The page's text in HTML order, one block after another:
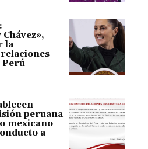
la
Perú
peruana
mexicano
a